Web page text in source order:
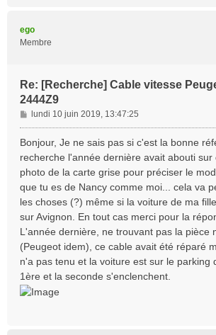
ego
Membre
Re: [Recherche] Cable vitesse
2444Z9
M
e
s
g
e
lundi 10 juin 2019, 13:47:25
Bonjour, Je ne sais pas si c'est la bonne
recherche l'année dernière avait abouti sur
photo de la carte grise pour préciser le
que tu es de Nancy comme moi... cela va
les choses (?) même si la voiture de ma
sur Avignon. En tout cas merci pour la
L'année dernière, ne trouvant pas la pièce
(Peugeot idem), ce cable avait été réparé
n'a pas tenu et la voiture est sur le parking
1ère et la seconde s'enclenchent.